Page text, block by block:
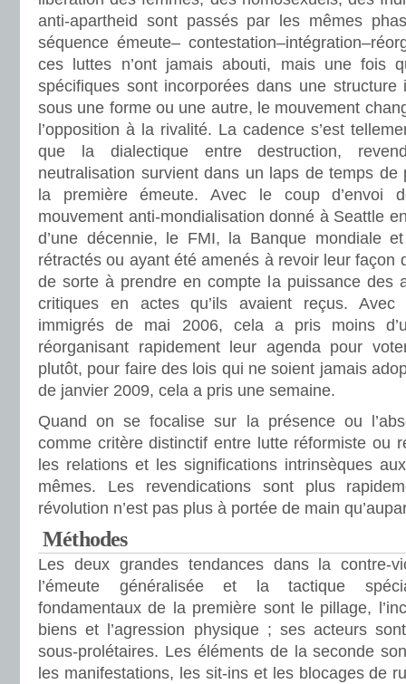
anti-apartheid sont passés par les mêmes
séquence émeute–
ces luttes n’ont jamais abouti, mais une fois
spécifiques sont incorporées dans une structure
sous une forme ou une autre, le mouvement
l’opposition à la rivalité. La cadence s’est
que la dialectique entre destruction,
neutralisation survient dans un laps de temps
la première émeute. Avec le coup d’envoi
mouvement anti-mondialisation donné à Seattle
d’une décennie, le FMI, la Banque mondiale et
rétractés ou ayant été amenés à revoir leur façon
de sorte à prendre en compte la puissance des
critiques en actes qu’ils avaient reçus. Avec
immigrés de mai 2006, cela a pris moins
réorganisant rapidement leur agenda pour
plutôt, pour faire des lois qui ne soient jamais
de janvier 2009, cela a pris une semaine.
Quand on se focalise sur la présence ou
comme critère distinctif entre lutte réformiste ou
les relations et les significations intrinsèques
mêmes. Les revendications sont plus
révolution n’est pas plus à portée de main
Méthodes
Les deux grandes tendances dans la contre-
l’émeute généralisée et la tactique
fondamentaux de la première sont le pillage,
biens et l’agression physique ; ses acteurs
sous-prolétaires. Les éléments de la seconde
les manifestations, les sit-ins et les blocages de